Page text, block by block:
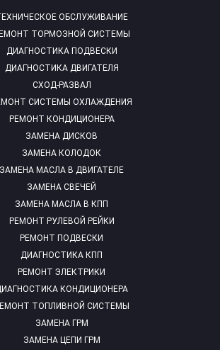
ОБСЛУЖИВАНИЕ
ТОРМОЗНОЙ СИСТЕМЫ
ДИАГНОСТИКА ПОДВЕСКИ
ДИАГНОСТИКА ДВИГАТЕЛЯ
СХОД-РАЗВАЛ
СИСТЕМЫ ОХЛАЖДЕНИЯ
РЕМОНТ КОНДИЦИОНЕРА
ЗАМЕНА ДИСКОВ
ЗАМЕНА КОЛОДОК
ЗАМЕНА МАСЛА В ДВИГАТЕЛЕ
ЗАМЕНА СВЕЧЕЙ
ЗАМЕНА МАСЛА В КПП
РЕМОНТ РУЛЕВОЙ РЕЙКИ
РЕМОНТ ПОДВЕСКИ
ДИАГНОСТИКА КПП
РЕМОНТ ЭЛЕКТРИКИ
КОНДИЦИОНЕРА
ТОПЛИВНОЙ СИСТЕМЫ
ЗАМЕНА ГРМ
ЗАМЕНА ЦЕПИ ГРМ